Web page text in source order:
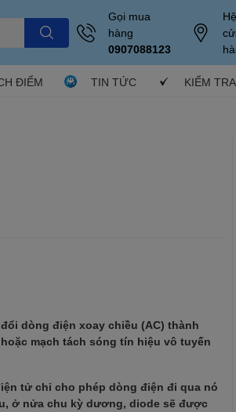
Gọi mua
hàng
0907088123
ĐIỂM TIN TỨC KIỂM
dòng điện xoay chiều (AC) thành
mạch tách sóng tín hiệu vô tuyến
tử chỉ cho phép dòng điện đi qua nó
ở nửa chu kỳ dương, diode sẽ được